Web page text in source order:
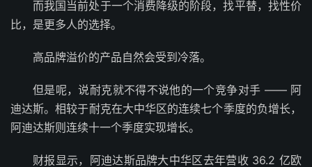
而我国当前处于一个消费降级的阶段，找平替，找性价
比，是更多人的选择。
高品牌溢价的产品自然会受到冷落。
但是呢，说耐克就不得不说他的一个竞争对手 —— 阿
迪达斯。相较于耐克在大中华区的连续七个季度的负增长，
阿迪达斯则连续十一个季度实现增长。
财报显示，阿迪达斯品牌大中华区去年营收 36.2 亿欧